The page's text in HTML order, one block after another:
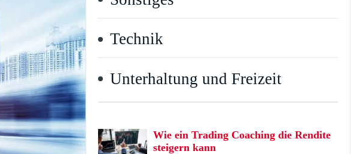
Technik
Unterhaltung und Freizeit
Wie ein Trading Coaching die Rendite
steigern kann